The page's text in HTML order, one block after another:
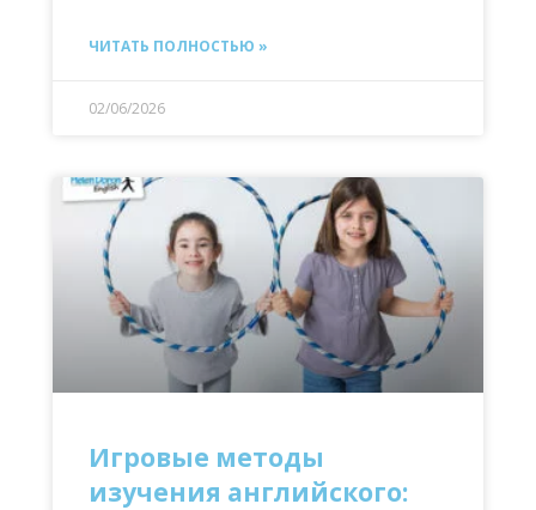
ЧИТАТЬ ПОЛНОСТЬЮ »
02/06/2026
Игровые методы
изучения английского: